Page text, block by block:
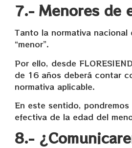
7.- Menores de
Tanto la normativa
“menor”.
Por ello, desde
de 16 años deberá contar
normativa aplicable.
En este sentido,
efectiva de la edad del
8.-